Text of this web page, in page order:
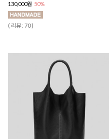
130,000원 50%
( 리뷰 : 70 )